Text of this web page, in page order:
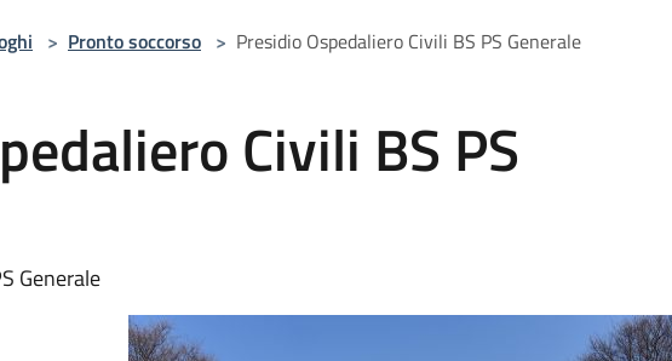
> Pronto soccorso > Presidio Ospedaliero Civili BS PS Generale
Civili BS PS
Generale